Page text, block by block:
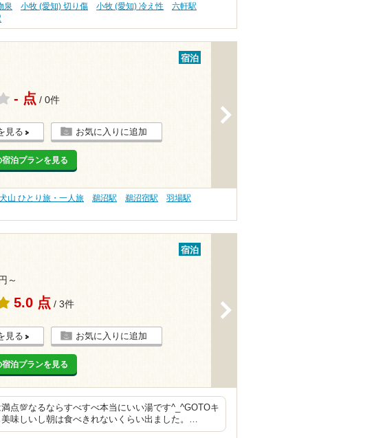
泉 小牧 (愛知) 切り傷 小牧 (愛知) 冷え性
六軒駅
宿泊
- 点 / 0件
見る お気に入りに追加
泊プランを見る
犬山 ひとり旅・一人旅 鵜沼駅 鵜沼宿駅
羽場駅
宿泊
～
5.0 点 / 3件
見る お気に入りに追加
泊プランを見る
点💯なるならすべすべ本当にいい湯です^_^GOTOキ
味しいし朝は食べきれないくらい出ました。…